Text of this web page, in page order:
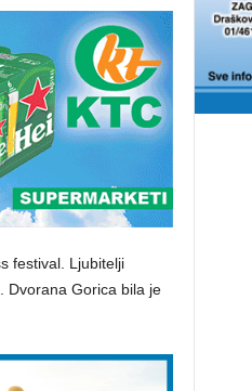
festival. Ljubitelji
Dvorana Gorica bila je